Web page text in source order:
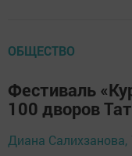
ОБЩЕСТВО
Фестиваль
100 дворов
Диана Салихзанова,